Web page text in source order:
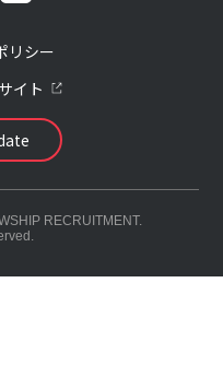
リシー
イト
RECRUITMENT.